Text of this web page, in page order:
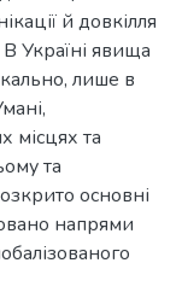
й довкілля
Україні явища
лише в
місцях та
та
основні
напрями